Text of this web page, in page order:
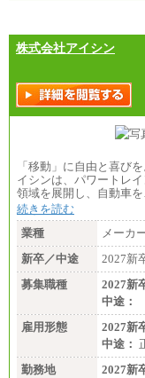
株式会社アイシン
「移動」に自由と喜び
イシンは、パワートレ
領域を展開し、自動車
続きを読む
業種
メーカ
新卒／中途
2027新
募集職種
2027新
中途：
雇用形態
2027新
中途：
勤務地
2027新